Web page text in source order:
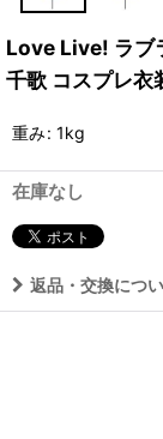
Love Live! ラブ
千歌 コスプレ衣
重み: 1kg
在庫なし
返品・交換につ